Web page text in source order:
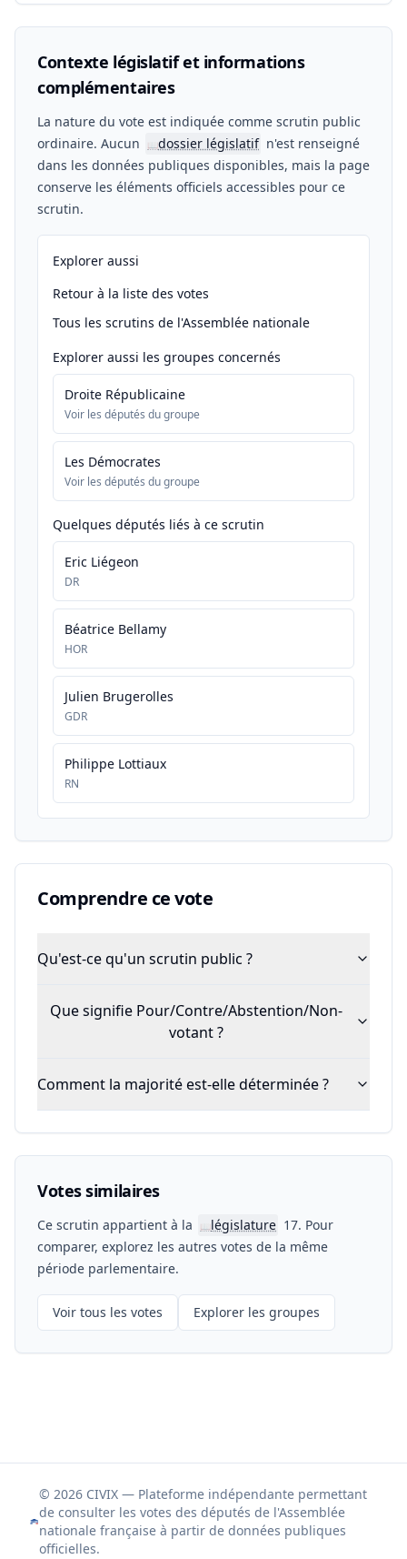
Contexte législatif et informations
complémentaires
La nature du vote est indiquée comme scrutin public
ordinaire. Aucun
📖dossier législatif n'est renseigné
dans les données publiques disponibles, mais la page
conserve les éléments officiels accessibles pour ce
scrutin.
Explorer aussi
Retour à la liste des votes
Tous les scrutins de l'Assemblée nationale
Explorer aussi les groupes concernés
Droite Républicaine
Voir les députés du groupe
Les Démocrates
Voir les députés du groupe
Quelques députés liés à ce scrutin
Eric Liégeon
DR
Béatrice Bellamy
HOR
Julien Brugerolles
GDR
Philippe Lottiaux
RN
Comprendre ce vote
Qu'est-ce qu'un scrutin public ?
Que signifie Pour/Contre/Abstention/Non-
votant ?
Comment la majorité est-elle déterminée ?
Votes similaires
Ce scrutin appartient à la 📖législature 17. Pour
comparer, explorez les autres votes de la même
période parlementaire.
Voir tous les votes Explorer les groupes
© 2026 CIVIX — Plateforme indépendante permettant
de consulter les votes des députés de l'Assemblée
nationale française à partir de données publiques
officielles.